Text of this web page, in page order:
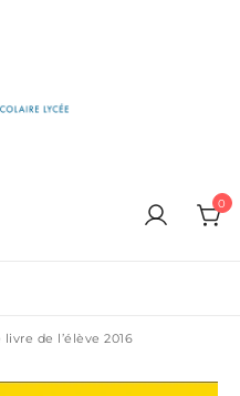
0
de l’élève 2016